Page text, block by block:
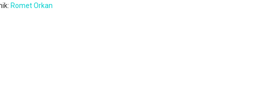
Romet Orkan